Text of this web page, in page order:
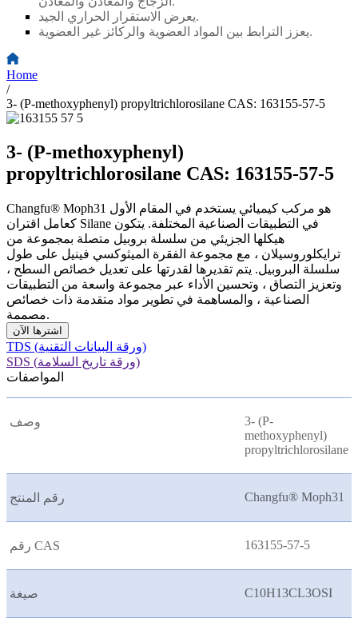
يعرض الاستقرار الحراري الجيد.
يعزز الترابط بين المواد العضوية والركائز غير العضوية.
Home
/
3- (P-methoxyphenyl) propyltrichlorosilane CAS: 163155-57-5
3- (P-methoxyphenyl)
propyltrichlorosilane CAS: 163155-57-5
Changfu® Moph31 هو مركب كيميائي يستخدم في المقام الأول
كعامل اقتران Silane في التطبيقات الصناعية المختلفة. يتكون
هيكلها الجزيئي من سلسلة بروبيل متصلة بمجموعة من
ترايكلوروسيلان ، مع مجموعة الفقرة الميثوكسي فينيل على طول
سلسلة البروبيل. يتم تقديرها لقدرتها على تعديل خصائص السطح ،
وتعزيز التصاق ، وتحسين الأداء عبر مجموعة واسعة من التطبيقات
الصناعية ، والمساهمة في تطوير مواد متقدمة ذات خصائص
مصممة.
اشترها الآن
TDS (ورقة البيانات التقنية)
SDS (ورقة تاريخ السلامة)
المواصفات
وصف
3- (P-
methoxyphenyl)
propyltrichlorosilane
رقم المنتج Changfu® Moph31
رقم CAS 163155-57-5
صيغة C10H13CL3OSI